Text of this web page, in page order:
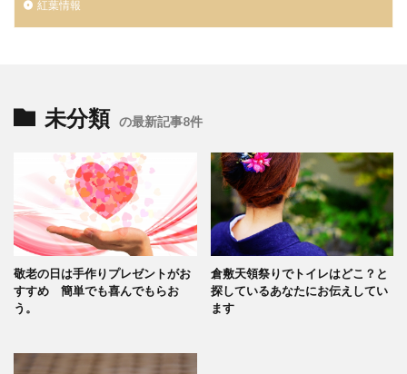
紅葉情報
未分類 の最新記事8件
敬老の日は手作りプレゼントがお
すすめ 簡単でも喜んでもらお
う。
倉敷天領祭りでトイレはどこ？と
探しているあなたにお伝えしてい
ます